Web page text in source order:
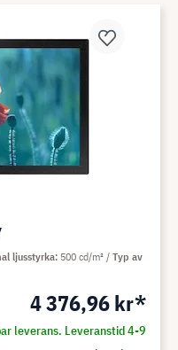
4 376,96 kr*
leverans. Leveranstid 4-9
ljusstyrka 500 cd/m²
Typ av